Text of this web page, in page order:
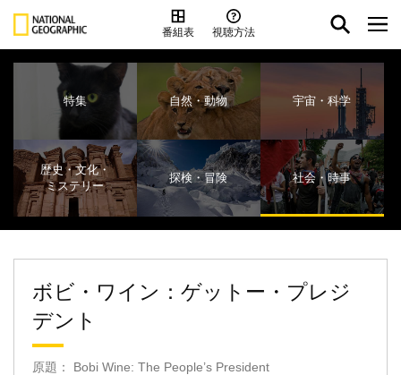
番組表 視聴方法
特集 自然・動物 宇宙・科学
歴史・文化・
ミステリー
探検・冒険 社会・時事
ボビ・ワイン：ゲットー・プレジ
デント
原題： Bobi Wine: The People’s President